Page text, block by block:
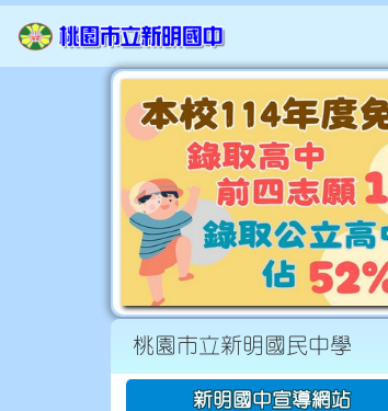
桃園市立新明國民中學
:::
新明國中宣導網站